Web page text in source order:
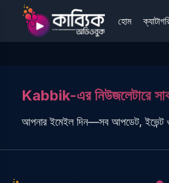
হোম
Kabbik-এর নিউজলেটারে
আপনার ইমেইল দিন—সব আপডেট,